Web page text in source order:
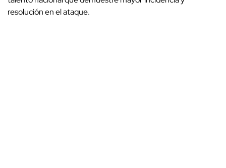
resolución en el ataque.